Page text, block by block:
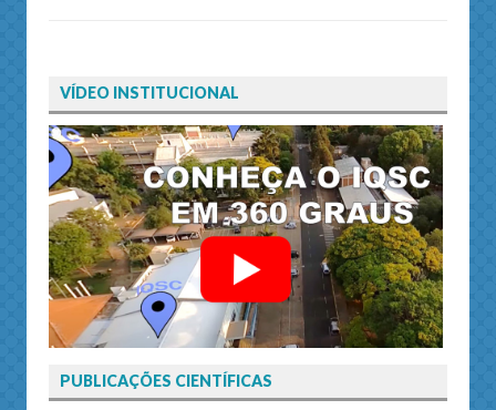
VÍDEO INSTITUCIONAL
PUBLICAÇÕES CIENTÍFICAS